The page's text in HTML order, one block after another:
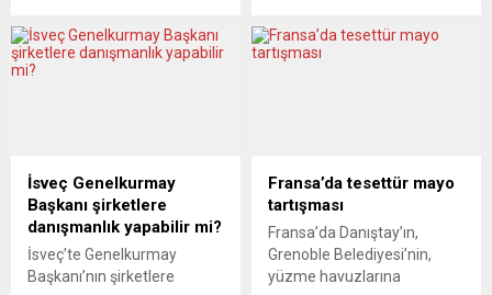
yapacağını duyurdu. AB
Konseyi’nden yapılan yazılı
söz konusu ülkelerde askeri
kapasiteyi ve savunmayı
güçlendirerek barışı
desteklemeyi hedefliyor.
Ukrayna’ya özellikle acil
durumlarda kullanılacak...
görülüyor. Tüm aksi yöndeki
anlaşmalara, verdiği sözlere
sürdürerek, Rusya’nın
patlamaya hazır bir barut
fıçısı haline gelmesine yol
açtı.” Avrupa, son
zamanların en büyük krizini
yaşıyor. Rusya...
İsveç Genelkurmay
Başkanı şirketlere
danışmanlık yapabilir mi?
İsveç’te Genelkurmay
Başkanı’nın şirketlere
Fransa’da tesettür mayo
tartışması
Fransa’da Danıştay’ın,
Grenoble Belediyesi’nin,
yüzme havuzlarına